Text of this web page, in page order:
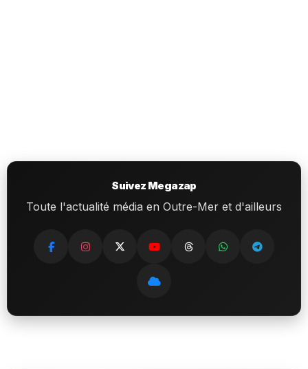
Suivez Megazap
Toute l'actualité média en Outre-Mer et d'ailleurs